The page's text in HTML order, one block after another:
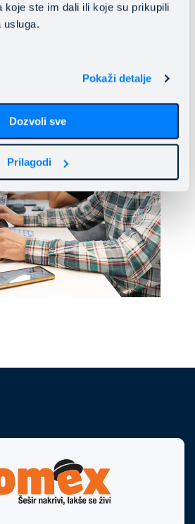
koje ste im dali ili koje su prikupili
usluga.
Pokaži detalje
Dozvoli sve
Prilagodi